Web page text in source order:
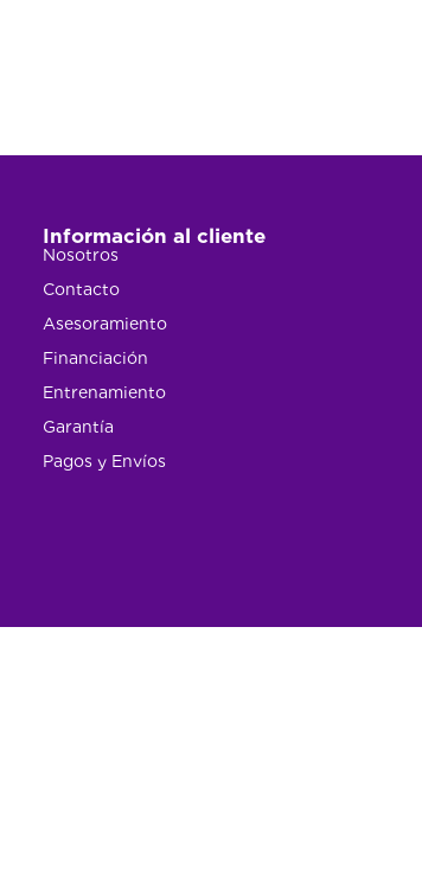
Información al cliente
Nosotros
Contacto
Asesoramiento
Financiación
Entrenamiento
Garantía
Pagos y Envíos